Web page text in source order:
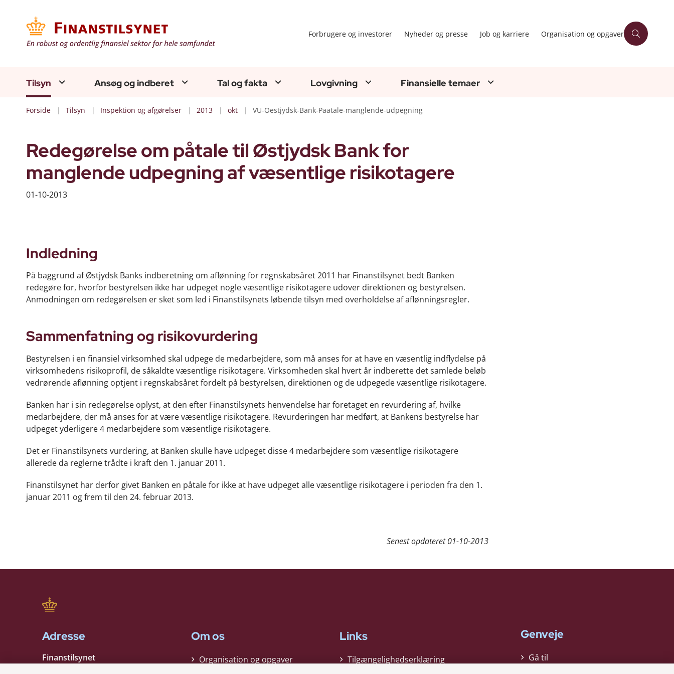
Forbrugere og investorer Nyheder og presse Job og karriere Organisation og opgaver
Tilsyn Ansøg og indberet Tal og fakta Lovgivning Finansielle temaer
Forside Tilsyn Inspektion og afgørelser 2013 okt VU-Oestjydsk-Bank-Paatale-manglende-udpegning
Redegørelse om påtale til Østjydsk Bank for
manglende udpegning af væsentlige risikotagere
01-10-2013
Indledning
På baggrund af Østjydsk Banks indberetning om aflønning for regnskabsåret 2011 har Finanstilsynet bedt Banken
redegøre for, hvorfor bestyrelsen ikke har udpeget nogle væsentlige risikotagere udover direktionen og bestyrelsen.
Anmodningen om redegørelsen er sket som led i Finanstilsynets løbende tilsyn med overholdelse af aflønningsregler.
Sammenfatning og risikovurdering
Bestyrelsen i en finansiel virksomhed skal udpege de medarbejdere, som må anses for at have en væsentlig indflydelse på
virksomhedens risikoprofil, de såkaldte væsentlige risikotagere. Virksomheden skal hvert år indberette det samlede beløb
vedrørende aflønning optjent i regnskabsåret fordelt på bestyrelsen, direktionen og de udpegede væsentlige risikotagere.
Banken har i sin redegørelse oplyst, at den efter Finanstilsynets henvendelse har foretaget en revurdering af, hvilke
medarbejdere, der må anses for at være væsentlige risikotagere. Revurderingen har medført, at Bankens bestyrelse har
udpeget yderligere 4 medarbejdere som væsentlige risikotagere.
Det er Finanstilsynets vurdering, at Banken skulle have udpeget disse 4 medarbejdere som væsentlige risikotagere
allerede da reglerne trådte i kraft den 1. januar 2011.
Finanstilsynet har derfor givet Banken en påtale for ikke at have udpeget alle væsentlige risikotagere i perioden fra den 1.
januar 2011 og frem til den 24. februar 2013.
Senest opdateret01-10-2013
Adresse
Finanstilsynet
Om os
Organisation og opgaver
Links
Tilgængelighedserklæring
Genveje
Gå til